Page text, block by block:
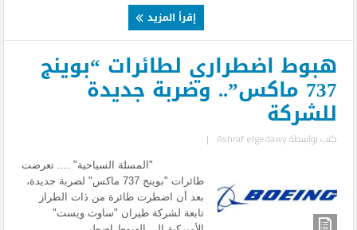
إقرأ المزيد
هبوط اضطراري لطائرات “بوينج
737 ماكس”.. وضربة جديدة
للشركة
كتب بواسطةAshraf elgedawy
|
"المسلة السياحية" .... تعرضت
طائرات "بوينج 737 ماكس" لضربة جديدة،
بعد أن اضطرت طائرة من ذات الطراز
تابعة لشركة طيران "ساوث ويست"